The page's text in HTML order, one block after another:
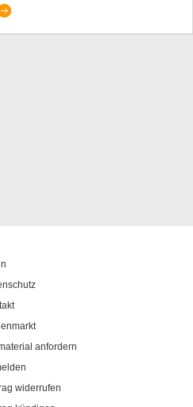
anfordern
widerrufen